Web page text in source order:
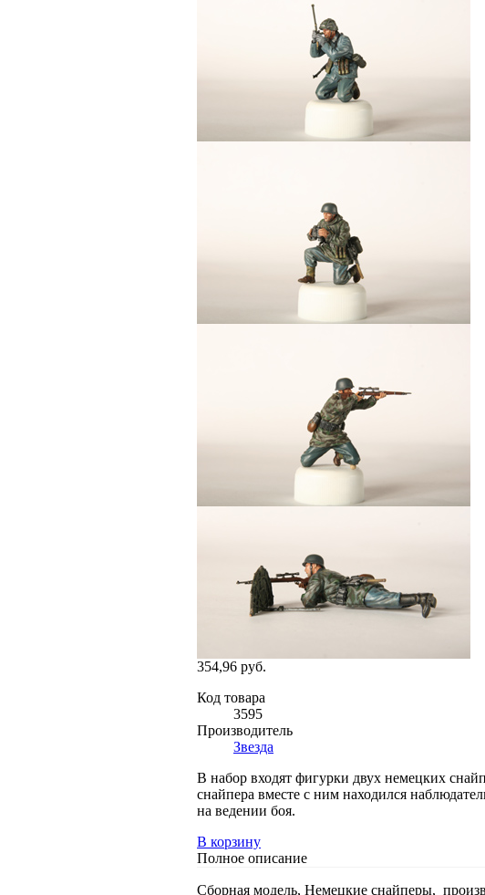
354,96 руб.
Код товара
3595
Производитель
Звезда
В набор входят фигурки двух немецких
снайпера вместе с ним находился
на ведении боя.
В корзину
Полное описание
Сборная модель, Немецкие снайперы,